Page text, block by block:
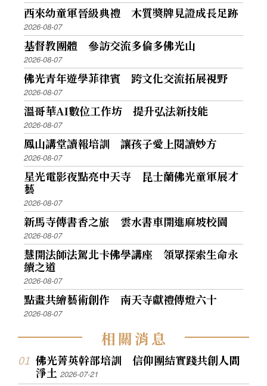
西來幼童軍晉級典禮 木質獎牌見證成長足跡
2026-08-07
基督教團體 參訪交流多倫多佛光山
2026-08-07
佛光青年遊學菲律賓 跨文化交流拓展視野
2026-08-07
溫哥華AI數位工作坊 提升弘法新技能
2026-08-07
鳳山講堂讀報培訓 讓孩子愛上閱讀妙方
2026-08-07
星光電影夜點亮中天寺 昆士蘭佛光童軍展才
藝
2026-08-07
新馬寺傳書香之旅 雲水書車開進麻坡校園
2026-08-07
慧開法師法駕北卡佛學講座 領眾探索生命永
續之道
2026-08-07
點畫共繪藝術創作 南天寺獻禮傳燈六十
2026-08-07
相關消息
佛光菁英幹部培訓 信仰團結實踐共創人間
淨土2026-07-21